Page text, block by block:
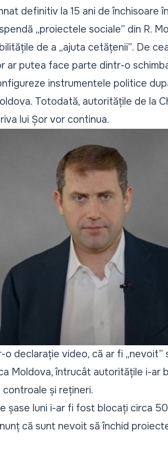
definitiv la 15 ani de închisoare
„proiectele sociale” din R.
de a „ajuta cetățenii”. De
ar putea face parte dintr-o
instrumentele politice
Totodată, autoritățile de la
lui Șor vor continua.
o declarație video, că ar fi „nevoit”
Moldova, întrucât autoritățile i-ar
și rețineri.
șase luni i-ar fi fost blocați circa
că sunt nevoit să închid